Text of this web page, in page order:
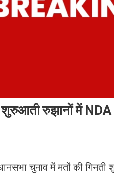
रुझानों में NDA
चुनाव में मतों की